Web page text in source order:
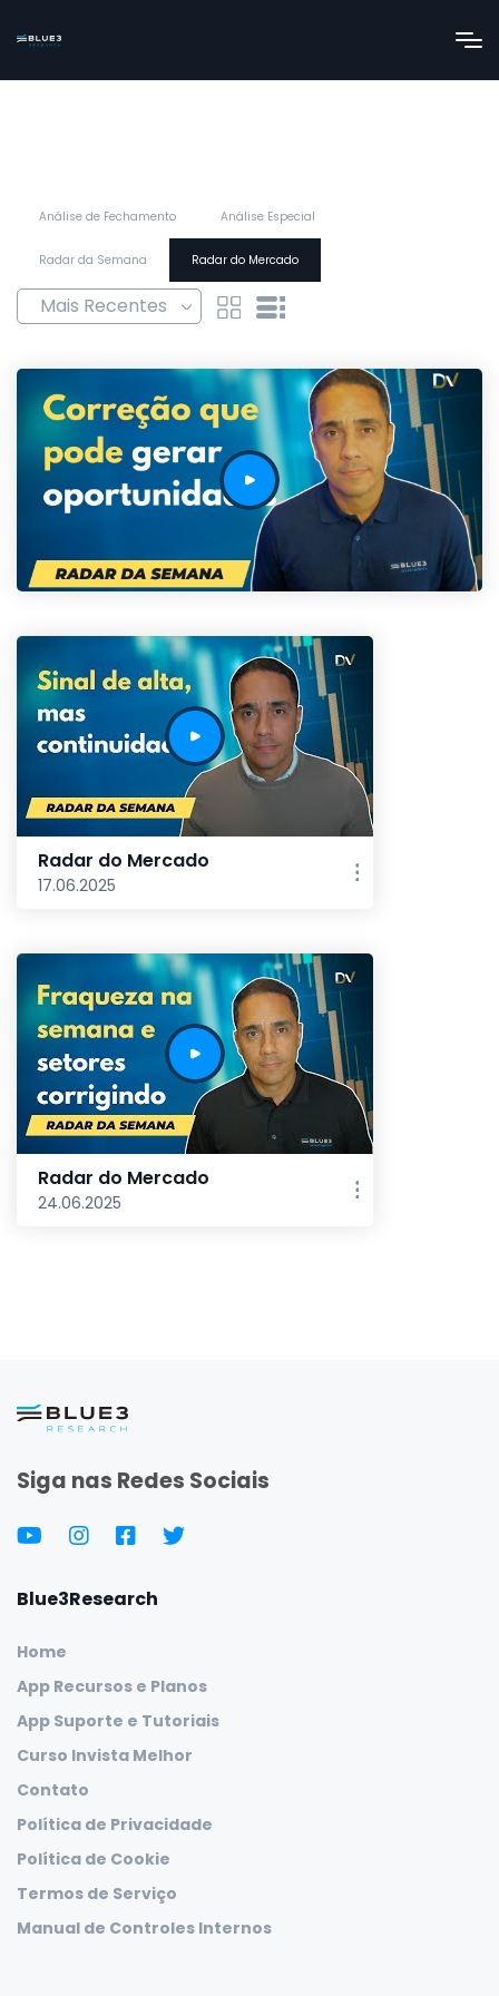
Análise de Fechamento Análise Especial
Radar da Semana Radar do Mercado
Radar do Mercado
17.06.2025
Radar do Mercado
24.06.2025
Siga nas Redes Sociais
Blue3Research
Home
App Recursos e Planos
App Suporte e Tutoriais
Curso Invista Melhor
Contato
Política de Privacidade
Política de Cookie
Termos de Serviço
Manual de Controles Internos